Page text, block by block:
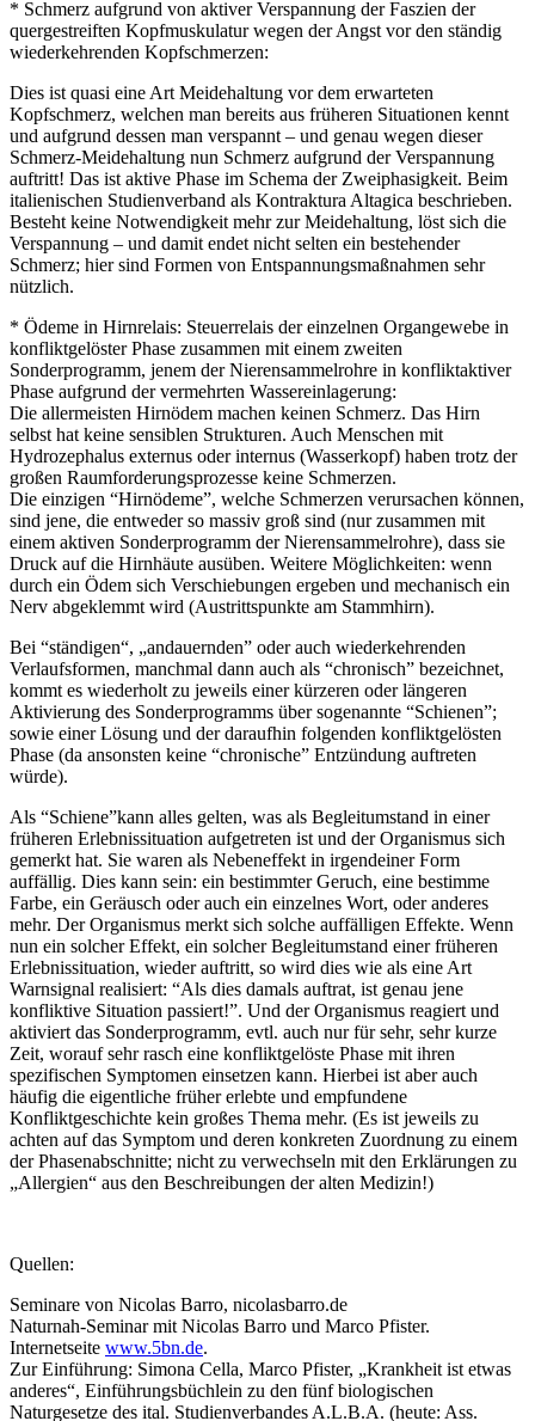
* Schmerz aufgrund von aktiver Verspannung der Faszien der
quergestreiften Kopfmuskulatur wegen der Angst vor den ständig
wiederkehrenden Kopfschmerzen:
Dies ist quasi eine Art Meidehaltung vor dem erwarteten
Kopfschmerz, welchen man bereits aus früheren Situationen kennt
und aufgrund dessen man verspannt – und genau wegen dieser
Schmerz-Meidehaltung nun Schmerz aufgrund der Verspannung
auftritt! Das ist aktive Phase im Schema der Zweiphasigkeit. Beim
italienischen Studienverband als Kontraktura Altagica beschrieben.
Besteht keine Notwendigkeit mehr zur Meidehaltung, löst sich die
Verspannung – und damit endet nicht selten ein bestehender
Schmerz; hier sind Formen von Entspannungsmaßnahmen sehr
nützlich.
* Ödeme in Hirnrelais: Steuerrelais der einzelnen Organgewebe in
konfliktgelöster Phase zusammen mit einem zweiten
Sonderprogramm, jenem der Nierensammelrohre in konfliktaktiver
Phase aufgrund der vermehrten Wassereinlagerung:
Die allermeisten Hirnödem machen keinen Schmerz. Das Hirn
selbst hat keine sensiblen Strukturen. Auch Menschen mit
Hydrozephalus externus oder internus (Wasserkopf) haben trotz der
großen Raumforderungsprozesse keine Schmerzen.
Die einzigen “Hirnödeme”, welche Schmerzen verursachen können,
sind jene, die entweder so massiv groß sind (nur zusammen mit
einem aktiven Sonderprogramm der Nierensammelrohre), dass sie
Druck auf die Hirnhäute ausüben. Weitere Möglichkeiten: wenn
durch ein Ödem sich Verschiebungen ergeben und mechanisch ein
Nerv abgeklemmt wird (Austrittspunkte am Stammhirn).
Bei “ständigen“, „andauernden” oder auch wiederkehrenden
Verlaufsformen, manchmal dann auch als “chronisch” bezeichnet,
kommt es wiederholt zu jeweils einer kürzeren oder längeren
Aktivierung des Sonderprogramms über sogenannte “Schienen”;
sowie einer Lösung und der daraufhin folgenden konfliktgelösten
Phase (da ansonsten keine “chronische” Entzündung auftreten
würde).
Als “Schiene”kann alles gelten, was als Begleitumstand in einer
früheren Erlebnissituation aufgetreten ist und der Organismus sich
gemerkt hat. Sie waren als Nebeneffekt in irgendeiner Form
auffällig. Dies kann sein: ein bestimmter Geruch, eine bestimme
Farbe, ein Geräusch oder auch ein einzelnes Wort, oder anderes
mehr. Der Organismus merkt sich solche auffälligen Effekte. Wenn
nun ein solcher Effekt, ein solcher Begleitumstand einer früheren
Erlebnissituation, wieder auftritt, so wird dies wie als eine Art
Warnsignal realisiert: “Als dies damals auftrat, ist genau jene
konfliktive Situation passiert!”. Und der Organismus reagiert und
aktiviert das Sonderprogramm, evtl. auch nur für sehr, sehr kurze
Zeit, worauf sehr rasch eine konfliktgelöste Phase mit ihren
spezifischen Symptomen einsetzen kann. Hierbei ist aber auch
häufig die eigentliche früher erlebte und empfundene
Konfliktgeschichte kein großes Thema mehr. (Es ist jeweils zu
achten auf das Symptom und deren konkreten Zuordnung zu einem
der Phasenabschnitte; nicht zu verwechseln mit den Erklärungen zu
„Allergien“ aus den Beschreibungen der alten Medizin!)
Quellen:
Seminare von Nicolas Barro, nicolasbarro.de
Naturnah-Seminar mit Nicolas Barro und Marco Pfister.
Internetseite www.5bn.de.
Zur Einführung: Simona Cella, Marco Pfister, „Krankheit ist etwas
anderes“, Einführungsbüchlein zu den fünf biologischen
Naturgesetze des ital. Studienverbandes A.L.B.A. (heute: Ass.